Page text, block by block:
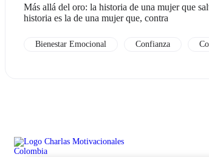
Más allá del oro: la historia de una mujer que
historia es la de una mujer que, contra
Bienestar Emocional Confianza